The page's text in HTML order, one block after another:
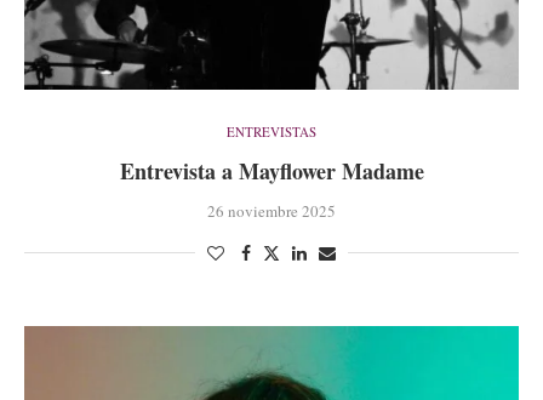
ENTREVISTAS
Entrevista a Mayflower Madame
26 noviembre 2025